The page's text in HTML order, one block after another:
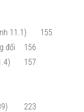
11.1)
155
đổi
156
157
223